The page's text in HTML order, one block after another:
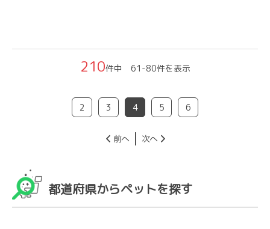
210件中 61-80件を表示
2 3 4 5 6
前へ 次へ
都道府県からペットを探す